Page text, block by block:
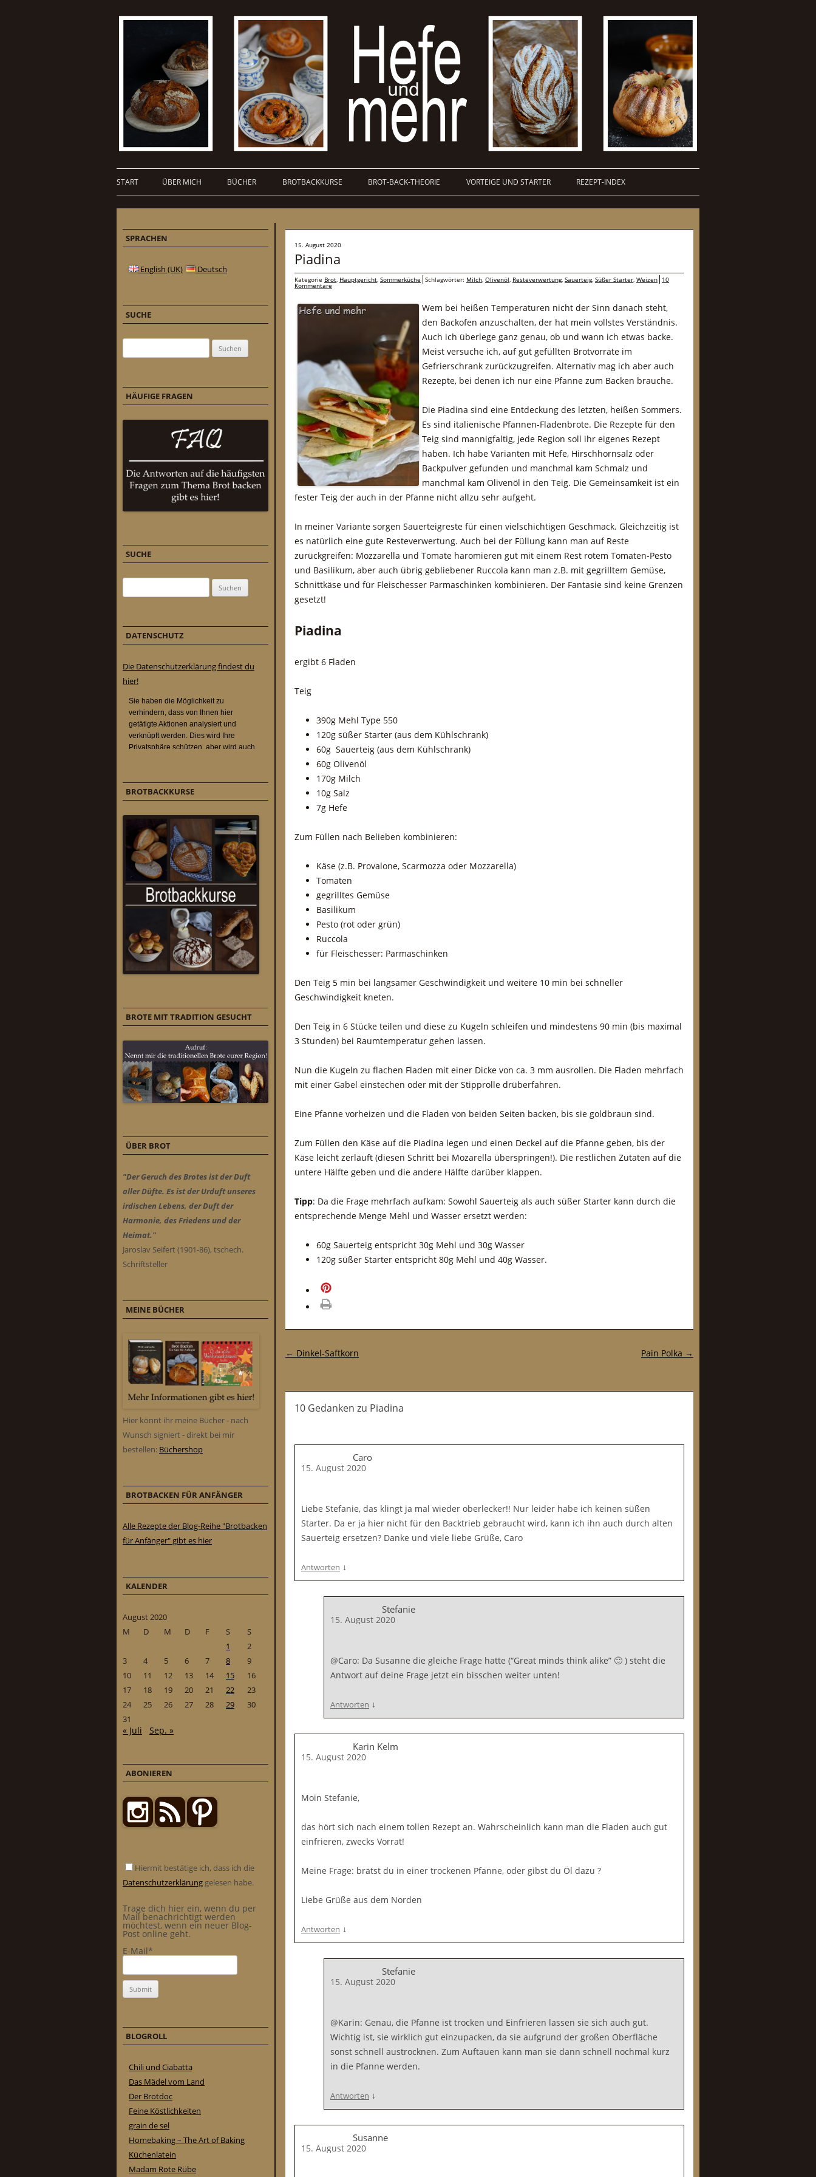
START ÜBER MICH BÜCHER BROTBACKKURSE BROT-BACK-THEORIE VORTEIGE UND STARTER REZEPT-INDEX
15. August 2020
Piadina
Kategorie Brot, Hauptgericht, Sommerküche Schlagwörter: Milch, Olivenöl, Resteverwertung, Sauerteig, Süßer Starter, Weizen 10
Kommentare
Wem bei heißen Temperaturen nicht der Sinn danach steht,
den Backofen anzuschalten, der hat mein vollstes Verständnis.
Auch ich überlege ganz genau, ob und wann ich etwas backe.
Meist versuche ich, auf gut gefüllten Brotvorräte im
Gefrierschrank zurückzugreifen. Alternativ mag ich aber auch
Rezepte, bei denen ich nur eine Pfanne zum Backen brauche.
Die Piadina sind eine Entdeckung des letzten, heißen Sommers.
Es sind italienische Pfannen-Fladenbrote. Die Rezepte für den
Teig sind mannigfaltig, jede Region soll ihr eigenes Rezept
haben. Ich habe Varianten mit Hefe, Hirschhornsalz oder
Backpulver gefunden und manchmal kam Schmalz und
manchmal kam Olivenöl in den Teig. Die Gemeinsamkeit ist ein
fester Teig der auch in der Pfanne nicht allzu sehr aufgeht.
In meiner Variante sorgen Sauerteigreste für einen vielschichtigen Geschmack. Gleichzeitig ist
es natürlich eine gute Resteverwertung. Auch bei der Füllung kann man auf Reste
zurückgreifen: Mozzarella und Tomate haromieren gut mit einem Rest rotem Tomaten-Pesto
und Basilikum, aber auch übrig gebliebener Ruccola kann man z.B. mit gegrilltem Gemüse,
Schnittkäse und für Fleischesser Parmaschinken kombinieren. Der Fantasie sind keine Grenzen
gesetzt!
Piadina
ergibt 6 Fladen
Teig
390g Mehl Type 550
120g süßer Starter (aus dem Kühlschrank)
60g Sauerteig (aus dem Kühlschrank)
60g Olivenöl
170g Milch
10g Salz
7g Hefe
Zum Füllen nach Belieben kombinieren:
Käse (z.B. Provalone, Scarmozza oder Mozzarella)
Tomaten
gegrilltes Gemüse
Basilikum
Pesto (rot oder grün)
Ruccola
für Fleischesser: Parmaschinken
Den Teig 5 min bei langsamer Geschwindigkeit und weitere 10 min bei schneller
Geschwindigkeit kneten.
Den Teig in 6 Stücke teilen und diese zu Kugeln schleifen und mindestens 90 min (bis maximal
3 Stunden) bei Raumtemperatur gehen lassen.
Nun die Kugeln zu flachen Fladen mit einer Dicke von ca. 3 mm ausrollen. Die Fladen mehrfach
mit einer Gabel einstechen oder mit der Stipprolle drüberfahren.
Eine Pfanne vorheizen und die Fladen von beiden Seiten backen, bis sie goldbraun sind.
Zum Füllen den Käse auf die Piadina legen und einen Deckel auf die Pfanne geben, bis der
Käse leicht zerläuft (diesen Schritt bei Mozarella überspringen!). Die restlichen Zutaten auf die
untere Hälfte geben und die andere Hälfte darüber klappen.
Tipp: Da die Frage mehrfach aufkam: Sowohl Sauerteig als auch süßer Starter kann durch die
entsprechende Menge Mehl und Wasser ersetzt werden:
60g Sauerteig entspricht 30g Mehl und 30g Wasser
120g süßer Starter entspricht 80g Mehl und 40g Wasser.
Post-Navigation
← Dinkel-Saftkorn Pain Polka →
10 Gedanken zu Piadina
Caro
15. August 2020
Liebe Stefanie, das klingt ja mal wieder oberlecker!! Nur leider habe ich keinen süßen
Starter. Da er ja hier nicht für den Backtrieb gebraucht wird, kann ich ihn auch durch alten
Sauerteig ersetzen? Danke und viele liebe Grüße, Caro
Antworten ↓
Stefanie
15. August 2020
@Caro: Da Susanne die gleiche Frage hatte (“Great minds think alike” 🙂 ) steht die
Antwort auf deine Frage jetzt ein bisschen weiter unten!
Antworten ↓
Karin Kelm
15. August 2020
Moin Stefanie,
das hört sich nach einem tollen Rezept an. Wahrscheinlich kann man die Fladen auch gut
einfrieren, zwecks Vorrat!
Meine Frage: brätst du in einer trockenen Pfanne, oder gibst du Öl dazu ?
Liebe Grüße aus dem Norden
Antworten ↓
Stefanie
15. August 2020
@Karin: Genau, die Pfanne ist trocken und Einfrieren lassen sie sich auch gut.
Wichtig ist, sie wirklich gut einzupacken, da sie aufgrund der großen Oberfläche
sonst schnell austrocknen. Zum Auftauen kann man sie dann schnell nochmal kurz
in die Pfanne werden.
Antworten ↓
Susanne
15. August 2020
SPRACHEN
English (UK) Deutsch
SUCHE
HÄUFIGE FRAGEN
SUCHE
DATENSCHUTZ
Die Datenschutzerklärung findest du
hier!
BROTBACKKURSE
BROTE MIT TRADITION GESUCHT
ÜBER BROT
"Der Geruch des Brotes ist der Duft
aller Düfte. Es ist der Urduft unseres
irdischen Lebens, der Duft der
Harmonie, des Friedens und der
Heimat."
Jaroslav Seifert (1901-86), tschech.
Schriftsteller
MEINE BÜCHER
Hier könnt ihr meine Bücher - nach
Wunsch signiert - direkt bei mir
bestellen: Büchershop
BROTBACKEN FÜR ANFÄNGER
Alle Rezepte der Blog-Reihe "Brotbacken
für Anfänger" gibt es hier
KALENDER
August 2020
M
D M D F S
S
1
2
3
4 5 6 7 8
9
10
11 12 13 14 15
16
17
18 19 20 21 22
23
24
25 26 27 28 29
30
31
« Juli Sep. »
ABONIEREN
Hiermit bestätige ich, dass ich die
Datenschutzerklärung gelesen habe.
Trage dich hier ein, wenn du per
Mail benachrichtigt werden
möchtest, wenn ein neuer Blog-
Post online geht.
E-Mail*
BLOGROLL
Chili und Ciabatta
Das Mädel vom Land
Der Brotdoc
Feine Köstlichkeiten
grain de sel
Homebaking – The Art of Baking
Küchenlatein
Madam Rote Rübe